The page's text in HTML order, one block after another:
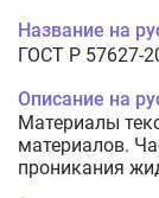
Название на
ГОСТ Р 57627-
Описание на
Материалы
материалов.
проникания